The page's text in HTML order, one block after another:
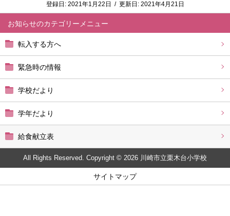
お知らせ
転入する方へ
緊急時の情報
学校だより
学年だより
給食献立表
登録日: 2021年1月22日 / 更新日: 2021年4月21日
All Rights Reserved. Copyright © 2026 川崎市立栗木台小学校
サイトマップ